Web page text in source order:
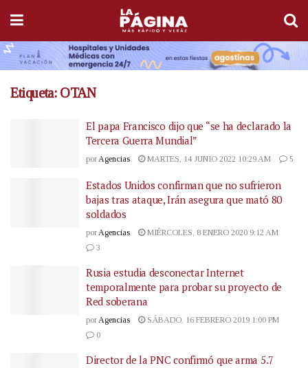
Etiqueta: OTAN
El papa Francisco dijo que “se ha declarado la
Tercera Guerra Mundial”
por Agencias MARTES, 14 JUNIO 2022 10:29 AM 5
Estados Unidos confirman que no sufrieron
bajas tras ataque, Irán asegura que mató 80
soldados
porAgencias
MIÉRCOLES, 8 ENERO 2020 9:12 AM
3
Rusia estudia desconectar Internet
temporalmente para probar su proyecto de
Red soberana
porAgencias
SÁBADO, 16 FEBRERO 2019 1:00 PM
0
Director de la PNC confirmó que arma 5.7